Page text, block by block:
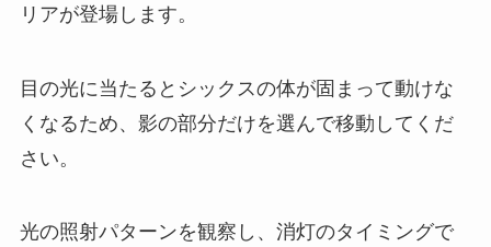
リアが登場します。
目の光に当たるとシックスの体が固まって動けな
くなるため、影の部分だけを選んで移動してくだ
さい。
光の照射パターンを観察し、消灯のタイミングで